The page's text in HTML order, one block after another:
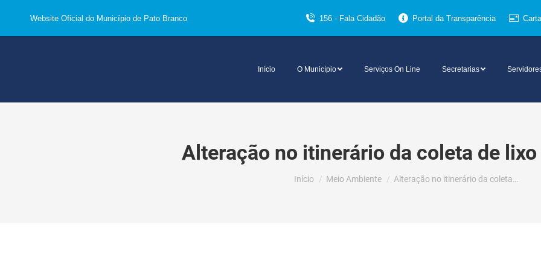
Website Oficial do Município de Pato Branco 156 - Fala Cidadão Portal da Transparência
Início O Município Serviços On Line Secretarias
Alteração no itinerário da coleta de lixo
Você está aqui:
Início Meio Ambiente Alteração no itinerário da coleta…